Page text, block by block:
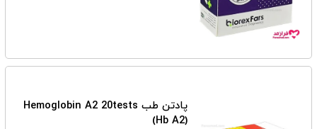
پادتن طب Hemoglobin A2 20tests
(Hb A2)